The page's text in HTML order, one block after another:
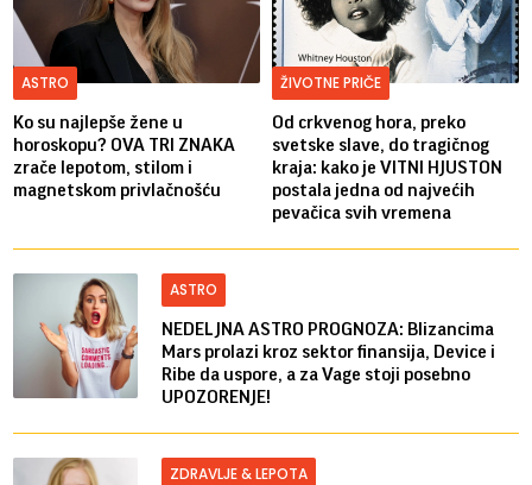
ASTRO
Ko su najlepše žene u
horoskopu? OVA TRI ZNAKA
zrače lepotom, stilom i
magnetskom privlačnošću
ŽIVOTNE PRIČE
Od crkvenog hora, preko
svetske slave, do tragičnog
kraja: kako je VITNI HJUSTON
postala jedna od najvećih
pevačica svih vremena
ASTRO
NEDELJNA ASTRO PROGNOZA: Blizancima
Mars prolazi kroz sektor finansija, Device i
Ribe da uspore, a za Vage stoji posebno
UPOZORENJE!
ZDRAVLJE & LEPOTA